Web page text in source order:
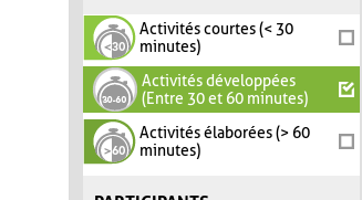
Activités courtes (< 30
minutes)
Activités développées
(Entre 30 et 60 minutes)
Activités élaborées (> 60
minutes)